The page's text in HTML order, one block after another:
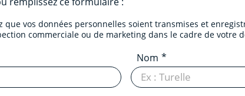
vos données personnelles soient transmises et
commerciale ou de marketing dans le cadre de votre
Nom